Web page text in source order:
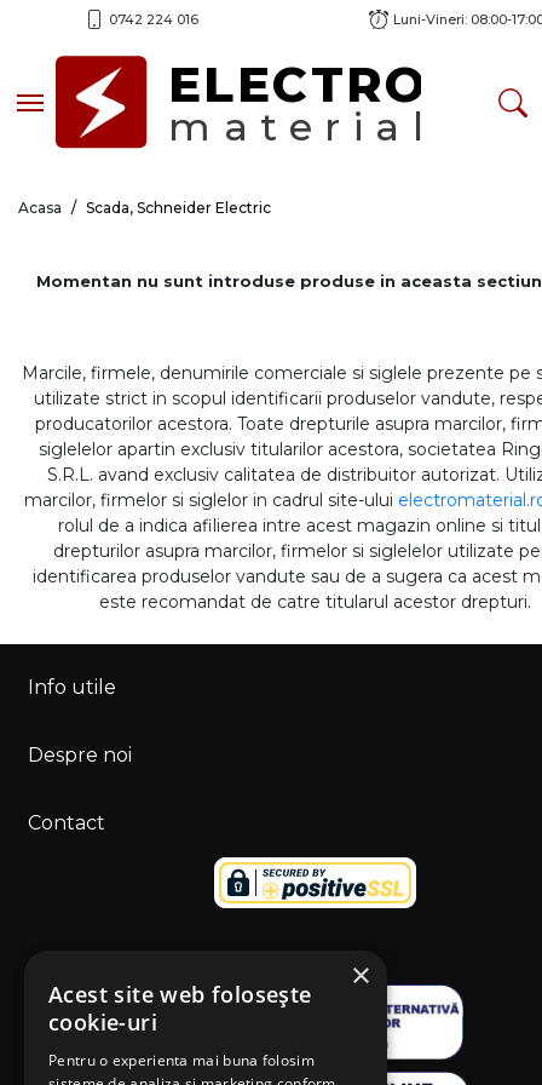
0742 224 016 Luni-Vineri: 08:00-
Toggle navigationELECTRO
material
Acasa Scada, Schneider Electric
Momentan nu sunt introduse produse in aceasta
Marcile, firmele, denumirile comerciale si siglele prezente pe
utilizate strict in scopul identificarii produselor vandute,
producatorilor acestora. Toate drepturile asupra marcilor,
siglelelor apartin exclusiv titularilor acestora, societatea
S.R.L. avand exclusiv calitatea de distribuitor autorizat.
marcilor, firmelor si siglelor in cadrul site-ului
rolul de a indica afilierea intre acest magazin online si
drepturilor asupra marcilor, firmelor si siglelelor utilizate
identificarea produselor vandute sau de a sugera ca acest
este recomandat de catre titularul acestor drepturi.
Info utile
Despre noi
Contact
×
Acest site web folosește
cookie-uri
Pentru o experienta mai buna folosim